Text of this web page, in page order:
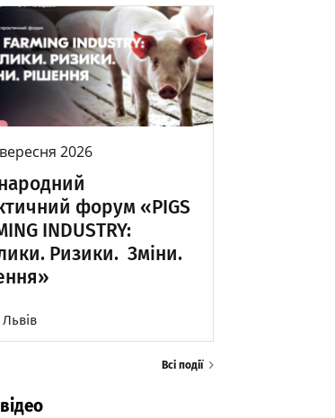
2026
форум «PIGS
INDUSTRY:
Ризики. Зміни.
Всі події